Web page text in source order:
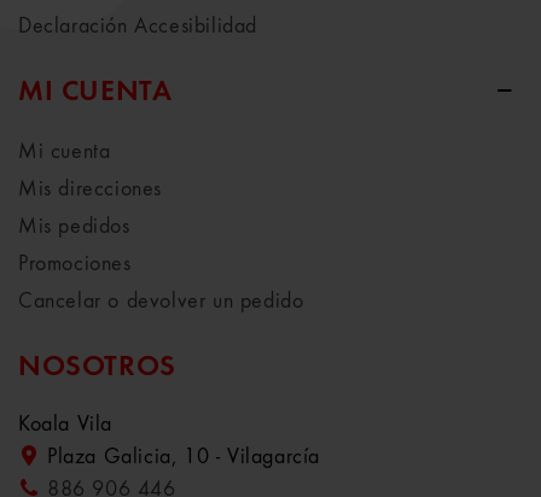
Declaración Accesibilidad
MI CUENTA
Mi cuenta
Mis direcciones
Mis pedidos
Promociones
Cancelar o devolver un pedido
NOSOTROS
Koala Vila
Plaza Galicia, 10 - Vilagarcía
886 906 446